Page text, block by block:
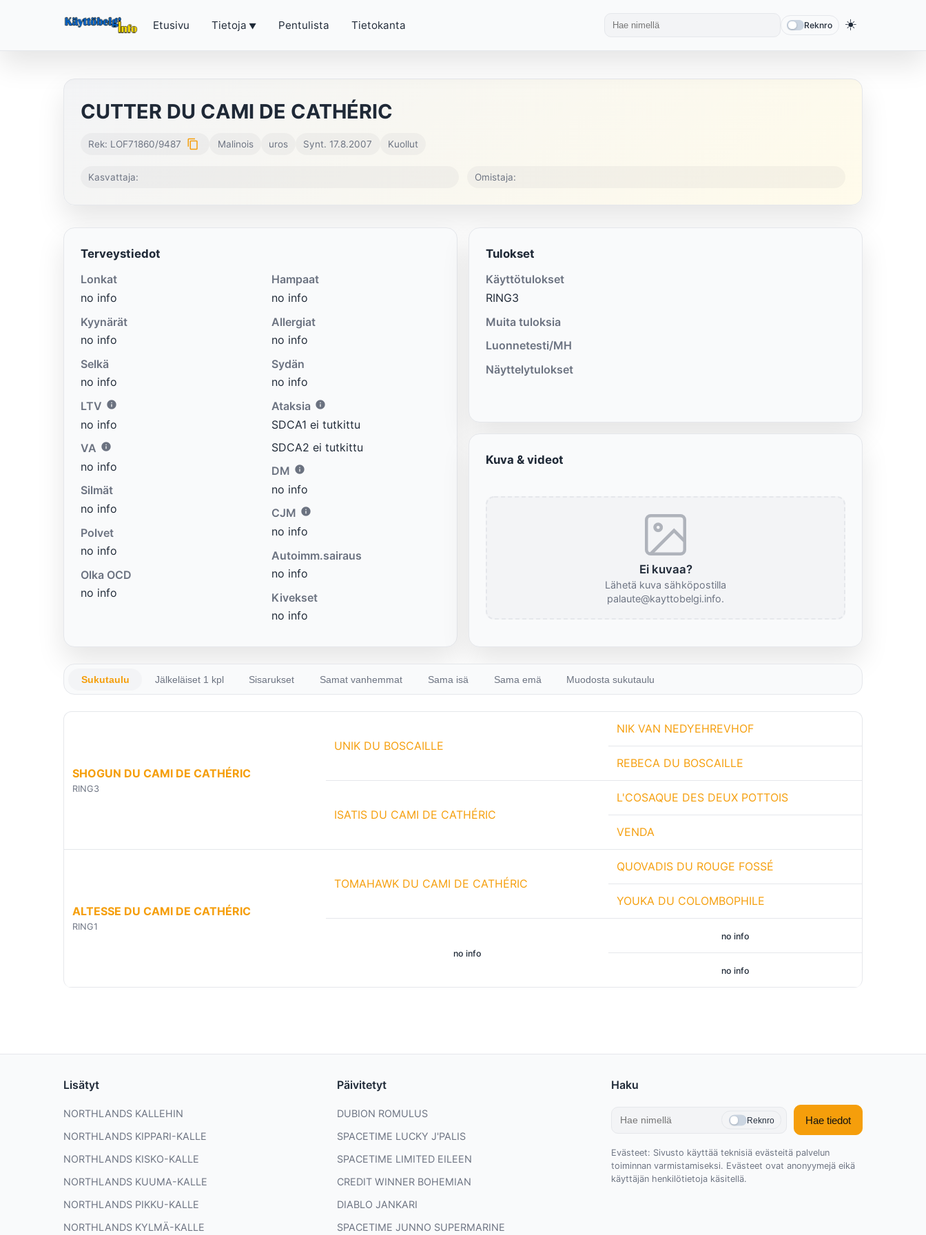
Etusivu Tietoja Pentulista Tietokanta Reknro ☀️
CUTTER DU CAMI DE CATHÉRIC
Rek: LOF71860/9487 content_copy Malinois uros Synt. 17.8.2007 Kuollut
Kasvattaja: Omistaja:
Terveystiedot
Lonkat
no info
Kyynärät
no info
Selkä
no info
LTV
no info
VA
no info
Silmät
no info
Polvet
no info
Olka OCD
no info
Hampaat
no info
Allergiat
no info
Sydän
no info
Ataksia
SDCA1 ei tutkittu
SDCA2 ei tutkittu
DM
no info
CJM
no info
Autoimm.sairaus
no info
Kivekset
no info
Tulokset
Käyttötulokset
RING3
Muita tuloksia
Luonnetesti/MH
Näyttelytulokset
Kuva & videot
Ei kuvaa?
Lähetä kuva sähköpostilla
palaute@kayttobelgi.info.
Sukutaulu Jälkeläiset 1 kpl Sisarukset Samat vanhemmat Sama isä Sama emä Muodosta sukutaulu
SHOGUN DU CAMI DE CATHÉRIC
RING3
UNIK DU BOSCAILLE
NIK VAN NEDYEHREVHOF
REBECA DU BOSCAILLE
ISATIS DU CAMI DE CATHÉRIC
L'COSAQUE DES DEUX POTTOIS
VENDA
ALTESSE DU CAMI DE CATHÉRIC
RING1
TOMAHAWK DU CAMI DE CATHÉRIC
QUOVADIS DU ROUGE FOSSÉ
YOUKA DU COLOMBOPHILE
no info
no info
no info
Lisätyt
NORTHLANDS KALLEHIN
NORTHLANDS KIPPARI-KALLE
NORTHLANDS KISKO-KALLE
NORTHLANDS KUUMA-KALLE
NORTHLANDS PIKKU-KALLE
NORTHLANDS KYLMÄ-KALLE
Päivitetyt
DUBION ROMULUS
SPACETIME LUCKY J'PALIS
SPACETIME LIMITED EILEEN
CREDIT WINNER BOHEMIAN
DIABLO JANKARI
SPACETIME JUNNO SUPERMARINE
Haku
Reknro Hae tiedot
Evästeet: Sivusto käyttää teknisiä evästeitä palvelun
toiminnan varmistamiseksi. Evästeet ovat anonyymejä eikä
käyttäjän henkilötietoja käsitellä.